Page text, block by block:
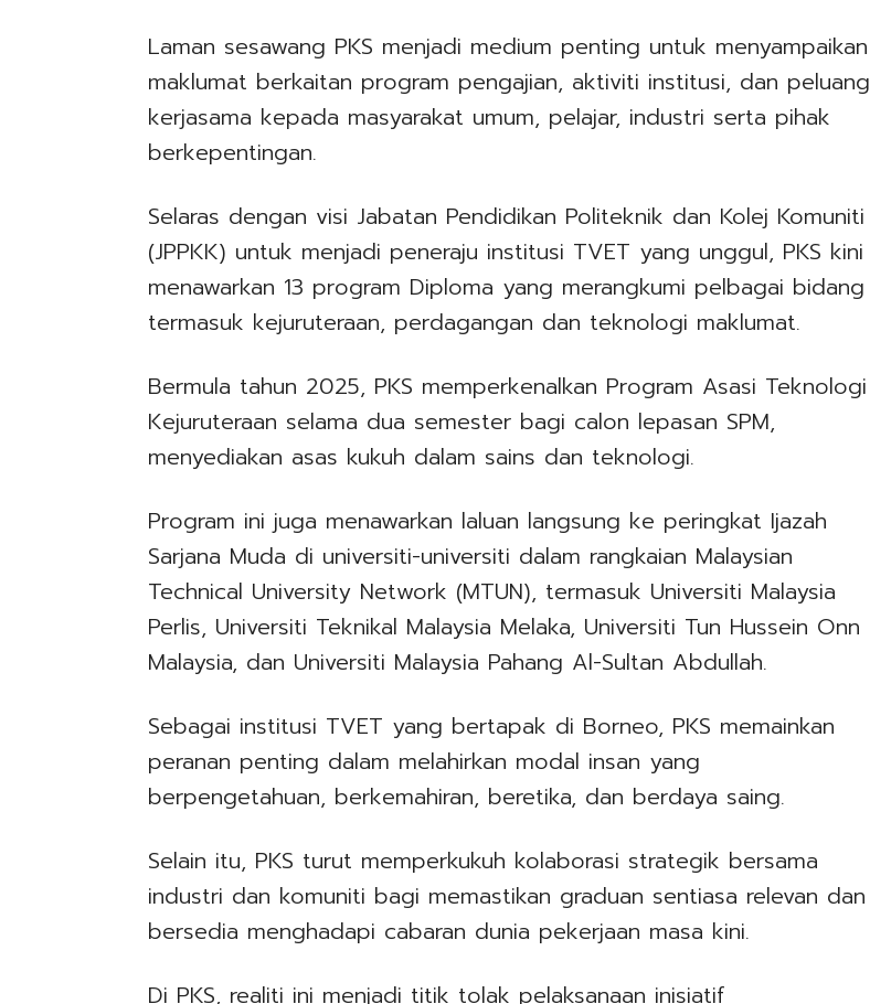
Laman sesawang PKS menjadi medium penting untuk menyampaikan
maklumat berkaitan program pengajian, aktiviti institusi, dan peluang
kerjasama kepada masyarakat umum, pelajar, industri serta pihak
berkepentingan.
Selaras dengan visi Jabatan Pendidikan Politeknik dan Kolej Komuniti
(JPPKK) untuk menjadi peneraju institusi TVET yang unggul, PKS kini
menawarkan 13 program Diploma yang merangkumi pelbagai bidang
termasuk kejuruteraan, perdagangan dan teknologi maklumat.
Bermula tahun 2025, PKS memperkenalkan Program Asasi Teknologi
Kejuruteraan selama dua semester bagi calon lepasan SPM,
menyediakan asas kukuh dalam sains dan teknologi.
Program ini juga menawarkan laluan langsung ke peringkat Ijazah
Sarjana Muda di universiti-universiti dalam rangkaian Malaysian
Technical University Network (MTUN), termasuk Universiti Malaysia
Perlis, Universiti Teknikal Malaysia Melaka, Universiti Tun Hussein Onn
Malaysia, dan Universiti Malaysia Pahang Al-Sultan Abdullah.
Sebagai institusi TVET yang bertapak di Borneo, PKS memainkan
peranan penting dalam melahirkan modal insan yang
berpengetahuan, berkemahiran, beretika, dan berdaya saing.
Selain itu, PKS turut memperkukuh kolaborasi strategik bersama
industri dan komuniti bagi memastikan graduan sentiasa relevan dan
bersedia menghadapi cabaran dunia pekerjaan masa kini.
Di PKS, realiti ini menjadi titik tolak pelaksanaan inisiatif